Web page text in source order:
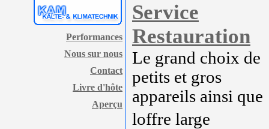
Performances
Nous sur nous
Contact
Livre d'hôte
Aperçu
Service
Restauration
Le grand choix de
petits et gros
appareils ainsi que
loffre large